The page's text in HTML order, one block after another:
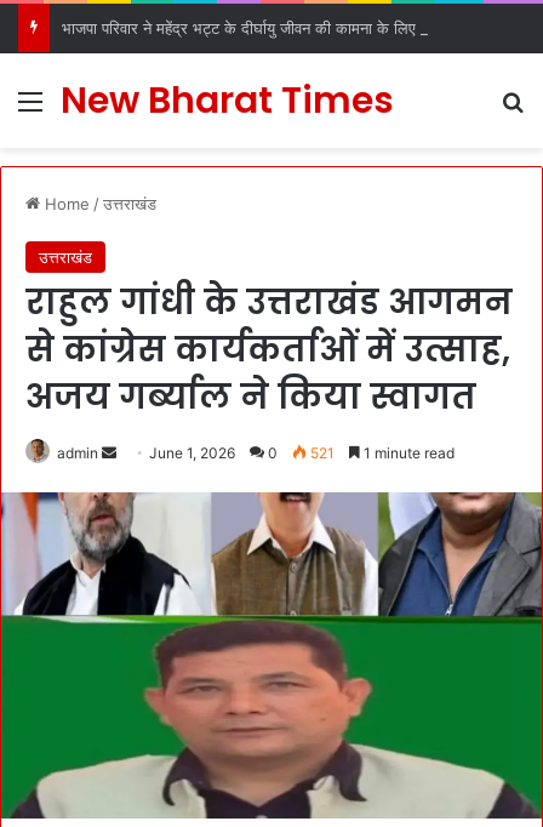
Menu
New Bharat Times
Home /उत्तराखंड
उत्तराखंड
राहुल गांधी के उत्तराखंड आगमन
से कांग्रेस कार्यकर्ताओं में उत्साह,
अजय गर्ब्याल ने किया स्वागत
admin
n
d
e
June 1, 2026 0 521 1 minute read